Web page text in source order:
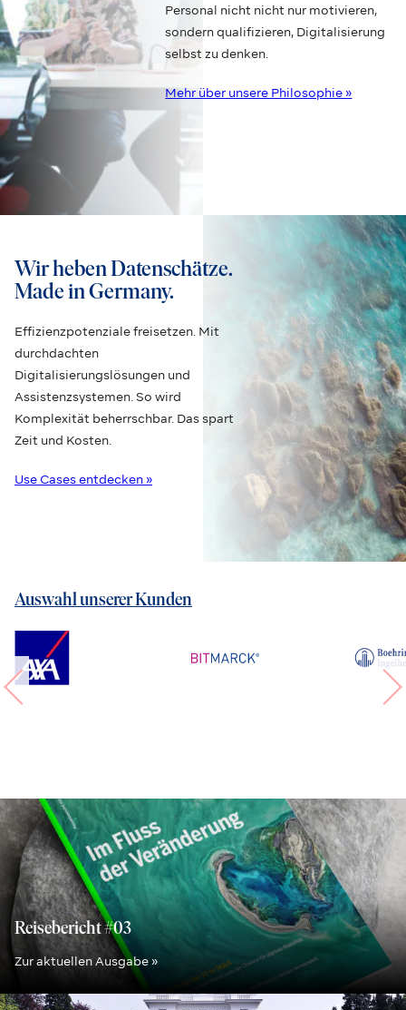
Personal nicht nicht nur motivieren,
sondern qualifizieren, Digitalisierung
selbst zu denken.
Mehr über unsere Philosophie »
Wir heben Datenschätze.
Made in Germany.
Effizienzpotenziale freisetzen. Mit
durchdachten
Digitalisierungslösungen und
Assistenzsystemen. So wird
Komplexität beherrschbar. Das spart
Zeit und Kosten.
Use Cases entdecken »
Auswahl unserer Kunden
Reisebericht #03
Zur aktuellen Ausgabe »